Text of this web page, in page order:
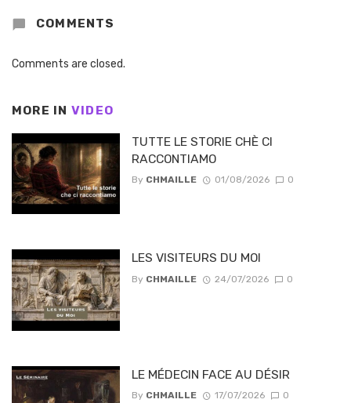
COMMENTS
Comments are closed.
MORE IN VIDEO
TUTTE LE STORIE CHÈ CI
RACCONTIAMO
By CHMAILLE 01/08/2026 0
LES VISITEURS DU MOI
By CHMAILLE 24/07/2026 0
LE MÉDECIN FACE AU DÉSIR
By CHMAILLE 17/07/2026 0